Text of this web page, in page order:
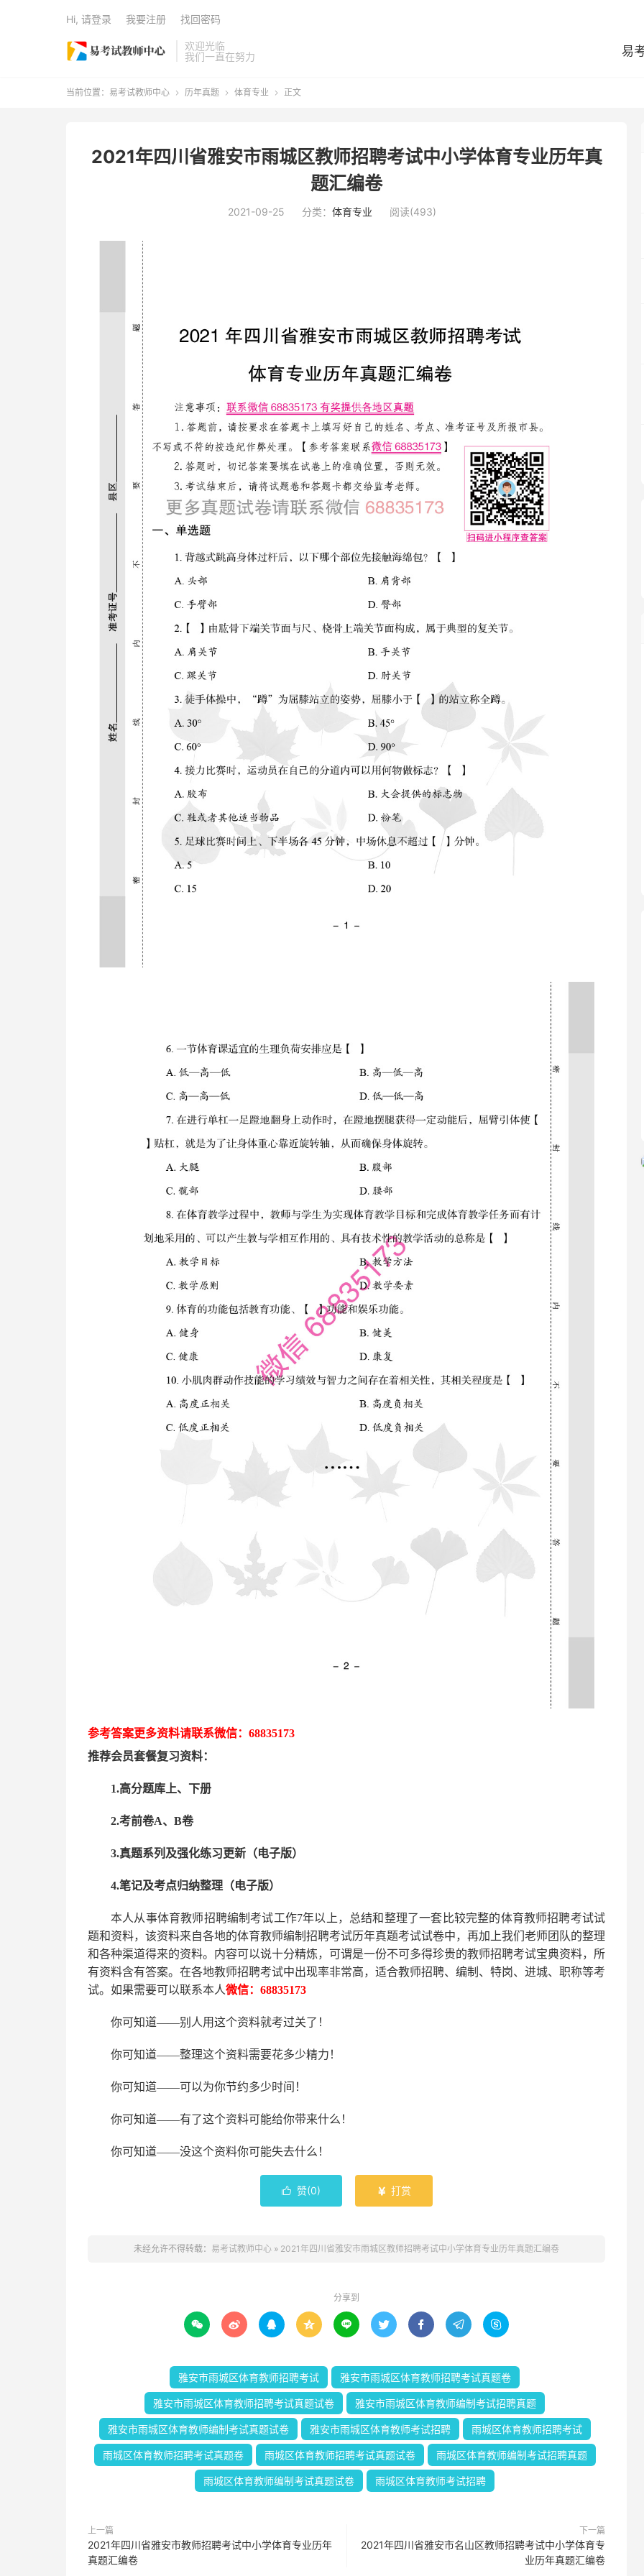
欢迎光临
我们一直在努力
易
Hi, 请登录 我要注册 找回密码
当前位置： 易考试教师中心  历年真题  体育专业  正文
2021年四川省雅安市雨城区教师招聘考试中小学体育专业历年真
题汇编卷
2021-09-25 分类： 体育专业 阅读(493)
参考答案更多资料请联系微信： 68835173
推荐会员套餐复习资料：
1.高分题库上、下册
2.考前卷A、B卷
3.真题系列及强化练习更新（电子版）
4.笔记及考点归纳整理（电子版）
本人从事体育教师招聘编制考试工作7年以上，总结和整理了一套比较完整的体育教师招聘考试试
题和资料，该资料来自各地的体育教师编制招聘考试历年真题考试试卷中， 再加上我们 老师 团队的整理
和各种渠道得来的资料。内容可以说十分精炼，可谓是一份不可多得珍贵的教师招聘考试宝典资料，所
有资料含有答案。 在各地教师招聘考试中出现率非常高，适合教师招聘、编制、特岗、进城、职称等考
试。如果需要可以联系本人微信： 68835173
你可知道——别人用这个资料就考过关了！
你可知道——整理这个资料需要花多少精力 ！
你可知道——可以为你节约多少时间！
你可知道——有了这个资料可能给你带来什么！
你可知道——没这个资料你可能失去什么 ！
 赞(0)  打赏
未经允许不得转载： 易考试教师中心 » 2021年四川省雅安市雨城区教师招聘考试中小学体育专业历年真题汇编卷
分享到
        
雅安市雨城区体育教师招聘考试 雅安市雨城区体育教师招聘考试真题卷
雅安市雨城区体育教师招聘考试真题试卷 雅安市雨城区体育教师编制考试招聘真题
雅安市雨城区体育教师编制考试真题试卷 雅安市雨城区体育教师考试招聘 雨城区体育教师招聘考试
雨城区体育教师招聘考试真题卷 雨城区体育教师招聘考试真题试卷 雨城区体育教师编制考试招聘真题
雨城区体育教师编制考试真题试卷 雨城区体育教师考试招聘
上一篇
2021年四川省雅安市教师招聘考试中小学体育专业历年
真题汇编卷
下一篇
2021年四川省雅安市名山区教师招聘考试中小学体育专
业历年真题汇编卷